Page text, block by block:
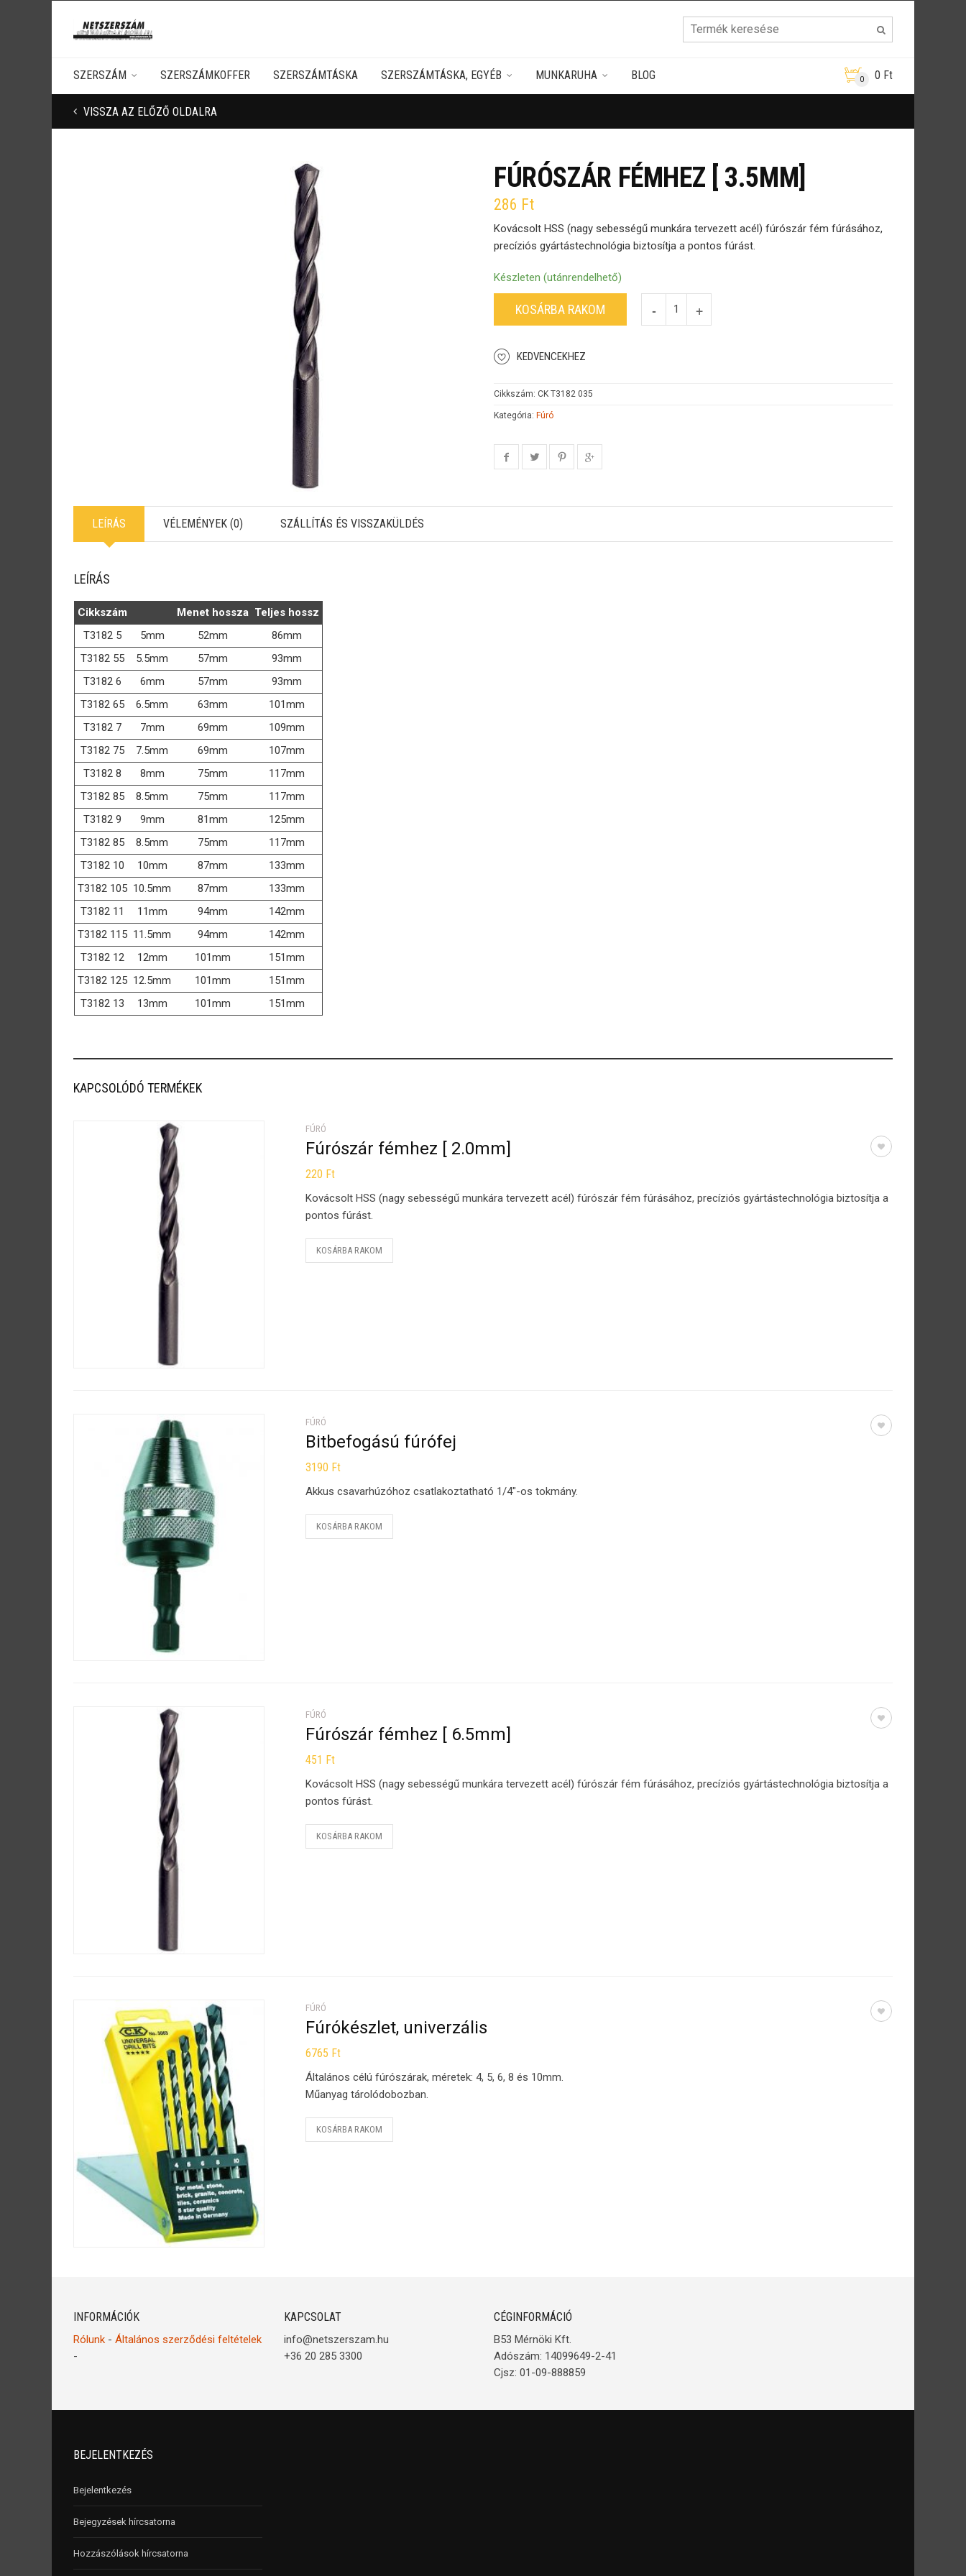
SZERSZÁM SZERSZÁMKOFFER SZERSZÁMTÁSKA SZERSZÁMTÁSKA, EGYÉB MUNKARUHA BLOG 0 0 Ft
VISSZA AZ ELŐZŐ OLDALRA
FÚRÓSZÁR FÉMHEZ [ 3.5MM]
286 Ft
Kovácsolt HSS (nagy sebességű munkára tervezett acél) fúrószár fém fúrásához,
precíziós gyártástechnológia biztosítja a pontos fúrást.
Készleten (utánrendelhető)
KOSÁRBA RAKOM
KEDVENCEKHEZ
Cikkszám: CK T3182 035
Kategória: Fúró
LEÍRÁS VÉLEMÉNYEK (0) SZÁLLÍTÁS ÉS VISSZAKÜLDÉS
LEÍRÁS
Cikkszám Menet hossza Teljes hossz
T3182 5
5mm 52mm
86mm
T3182 55
5.5mm 57mm
93mm
T3182 6
6mm 57mm
93mm
T3182 65
6.5mm 63mm
101mm
T3182 7
7mm 69mm
109mm
T3182 75
7.5mm 69mm
107mm
T3182 8
8mm 75mm
117mm
T3182 85
8.5mm 75mm
117mm
T3182 9
9mm 81mm
125mm
T3182 85
8.5mm 75mm
117mm
T3182 10
10mm 87mm
133mm
T3182 105 10.5mm 87mm
133mm
T3182 11
11mm 94mm
142mm
T3182 115 11.5mm 94mm
142mm
T3182 12
12mm 101mm
151mm
T3182 125 12.5mm 101mm
151mm
T3182 13
13mm 101mm 151mm
KAPCSOLÓDÓ TERMÉKEK
FÚRÓ
Fúrószár fémhez [ 2.0mm]
220 Ft
Kovácsolt HSS (nagy sebességű munkára tervezett acél) fúrószár fém fúrásához, precíziós gyártástechnológia biztosítja a
pontos fúrást.
KOSÁRBA RAKOM
FÚRÓ
Bitbefogású fúrófej
3190 Ft
Akkus csavarhúzóhoz csatlakoztatható 1/4″-os tokmány.
KOSÁRBA RAKOM
FÚRÓ
Fúrószár fémhez [ 6.5mm]
451 Ft
Kovácsolt HSS (nagy sebességű munkára tervezett acél) fúrószár fém fúrásához, precíziós gyártástechnológia biztosítja a
pontos fúrást.
KOSÁRBA RAKOM
FÚRÓ
Fúrókészlet, univerzális
6765 Ft
Általános célú fúrószárak, méretek: 4, 5, 6, 8 és 10mm.
Műanyag tárolódobozban.
KOSÁRBA RAKOM
INFORMÁCIÓK
Rólunk - Általános szerződési feltételek
-
KAPCSOLAT
info@netszerszam.hu
+36 20 285 3300
CÉGINFORMÁCIÓ
B53 Mérnöki Kft.
Adószám: 14099649-2-41
Cjsz: 01-09-888859
BEJELENTKEZÉS
Bejelentkezés
Bejegyzések hírcsatorna
Hozzászólások hírcsatorna